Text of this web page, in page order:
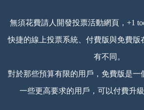
無須花費請人開發投票活動網頁，+1
快捷的線上投票系統、付費版與免費版
有不同。
對於那些預算有限的用戶，免費版是一
一些更高要求的用戶，可以付費升